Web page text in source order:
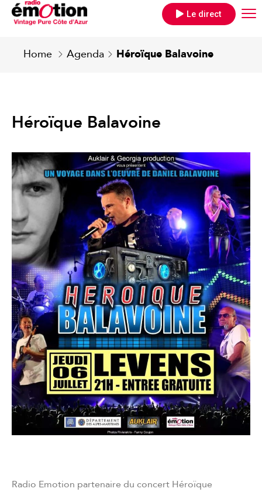
Le direct
Home Agenda Héroïque Balavoine
Héroïque Balavoine
Radio Emotion partenaire du concert Héroïque